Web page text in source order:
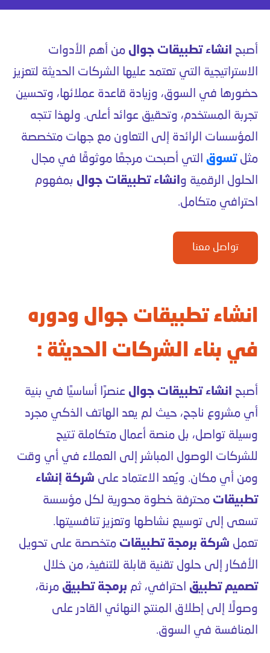
أصبح انشاء تطبيقات جوال من أهم الأدوات
الاستراتيجية التي تعتمد عليها الشركات الحديثة لتعزيز
حضورها في السوق، وزيادة قاعدة عملائها، وتحسين
تجربة المستخدم، وتحقيق عوائد أعلى. ولهذا تتجه
المؤسسات الرائدة إلى التعاون مع جهات متخصصة
مثلتسوق التي أصبحت مرجعًا موثوقًا في مجال
الحلول الرقمية و انشاء تطبيقات جوال بمفهوم
احترافي متكامل.
تواصل معنا
انشاء تطبيقات جوال ودوره
في بناء الشركات الحديثة :
أصبح انشاء تطبيقات جوال عنصرًا أساسيًا في بنية
أي مشروع ناجح، حيث لم يعد الهاتف الذكي مجرد
وسيلة تواصل، بل منصة أعمال متكاملة تتيح
للشركات الوصول المباشر إلى العملاء في أي وقت
ومن أي مكان. ويُعد الاعتماد على شركة إنشاء
تطبيقات محترفة خطوة محورية لكل مؤسسة
تسعى إلى توسيع نشاطها وتعزيز تنافسيتها.
تعمل شركة برمجة تطبيقات متخصصة على تحويل
الأفكار إلى حلول تقنية قابلة للتنفيذ، من خلال
تصميم تطبيق احترافي، ثم برمجة تطبيق مرنة،
وصولًا إلى إطلاق المنتج النهائي القادر على
المنافسة في السوق.